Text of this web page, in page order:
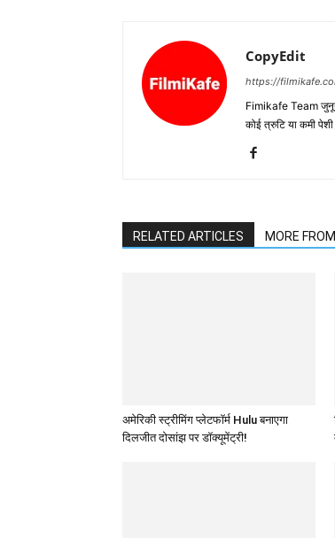
CopyEdit
https://
Fimikafe Team
कोई त्रुटि या कमी
RELATED ARTICLES MORE
अमेरिकी स्ट्रीमिंग प्लेटफॉर्म Hulu बनाएगा
दिलजीत दोसांझ पर डॉक्यूमेंट्री!